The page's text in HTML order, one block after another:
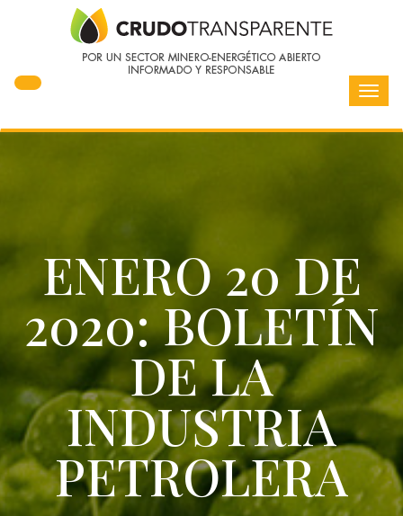
ENERO 20 DE
2020: BOLETÍN
DE LA
INDUSTRIA
PETROLERA